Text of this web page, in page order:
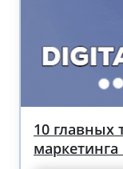
10 главных
маркетинга